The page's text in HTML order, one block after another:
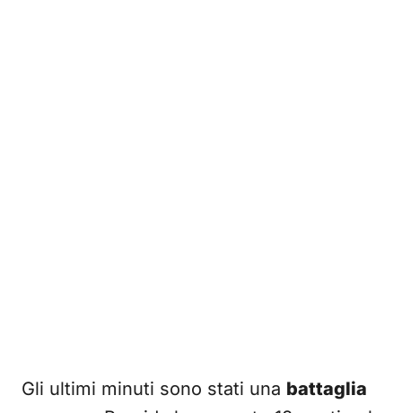
Gli ultimi minuti sono stati una battaglia